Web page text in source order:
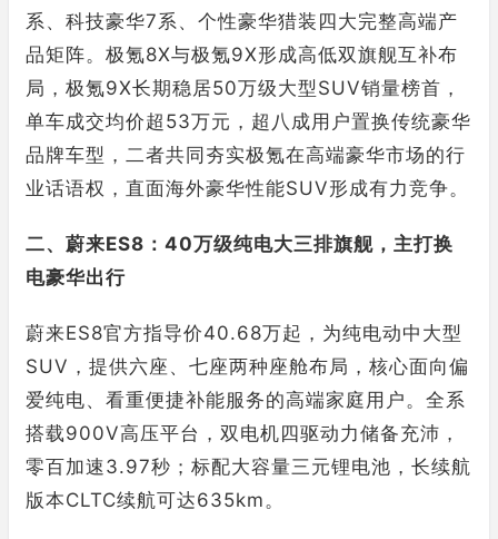
系、科技豪华7系、个性豪华猎装四大完整高端产
品矩阵。极氪8X与极氪9X形成高低双旗舰互补布
局，极氪9X长期稳居50万级大型SUV销量榜首，
单车成交均价超53万元，超八成用户置换传统豪华
品牌车型，二者共同夯实极氪在高端豪华市场的行
业话语权，直面海外豪华性能SUV形成有力竞争。
二、蔚来ES8：40万级纯电大三排旗舰，主打换
电豪华出行
蔚来ES8官方指导价40.68万起，为纯电动中大型
SUV，提供六座、七座两种座舱布局，核心面向偏
爱纯电、看重便捷补能服务的高端家庭用户。全系
搭载900V高压平台，双电机四驱动力储备充沛，
零百加速3.97秒；标配大容量三元锂电池，长续航
版本CLTC续航可达635km。